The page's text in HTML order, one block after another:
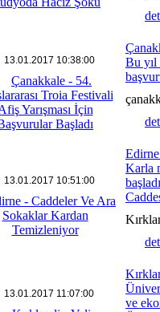
13.01.2017 10:38:00
Bu yıl
13.01.2017 10:51:00
Karla
13.01.2017 11:07:00
ve